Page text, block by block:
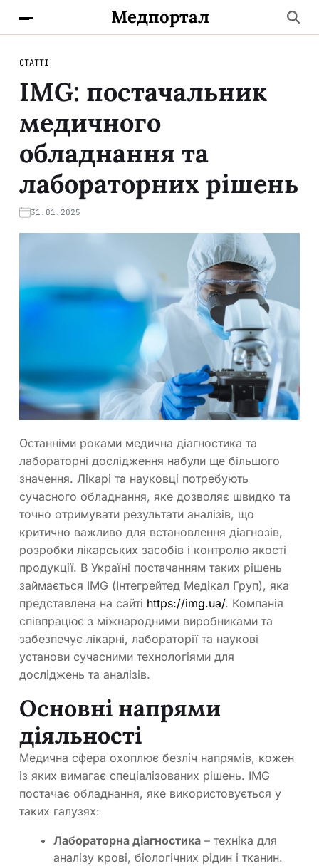
Медпортал
СТАТТІ
IMG: постачальник
медичного
обладнання та
лабораторних рішень
31.01.2025
Останніми роками медична діагностика та
лабораторні дослідження набули ще більшого
значення. Лікарі та науковці потребують
сучасного обладнання, яке дозволяє швидко та
точно отримувати результати аналізів, що
критично важливо для встановлення діагнозів,
розробки лікарських засобів і контролю якості
продукції. В Україні постачанням таких рішень
займається IMG (Інтегрейтед Медікал Груп), яка
представлена на сайті https://img.ua/. Компанія
співпрацює з міжнародними виробниками та
забезпечує лікарні, лабораторії та наукові
установи сучасними технологіями для
досліджень та аналізів.
Основні напрями
діяльності
Медична сфера охоплює безліч напрямів, кожен
із яких вимагає спеціалізованих рішень. IMG
постачає обладнання, яке використовується у
таких галузях:
Лабораторна діагностика – техніка для
аналізу крові, біологічних рідин і тканин.